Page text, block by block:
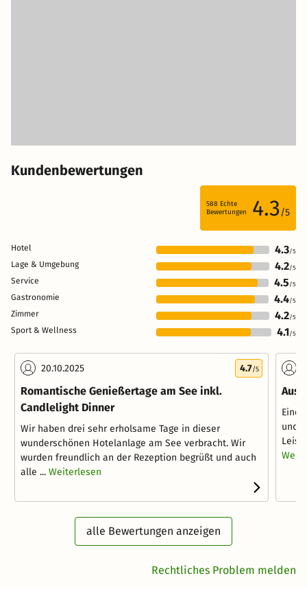
Kundenbewertungen
588 Echte
Bewertungen
4.3/5
Hotel 4.3/5
Lage & Umgebung 4.2/5
Service 4.5 /5
Gastronomie 4.4/5
Zimmer 4.2/5
Sport & Wellness 4.1/5
20.10.2025 4.7/5
Romantische Genießertage am See inkl.
Candlelight Dinner
Wir haben drei sehr erholsame Tage in dieser
wunderschönen Hotelanlage am See verbracht. Wir
wurden freundlich an der Rezeption begrüßt und auch
alle ... Weiterlesen
Eine
und
alle Bewertungen anzeigen
Rechtliches Problem melden